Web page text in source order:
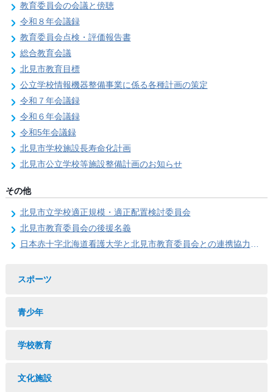
教育委員会の会議と傍聴
令和８年会議録
教育委員会点検・評価報告書
総合教育会議
北見市教育目標
公立学校情報機器整備事業に係る各種計画の策定
令和７年会議録
令和６年会議録
令和5年会議録
北見市学校施設長寿命化計画
北見市公立学校等施設整備計画のお知らせ
その他
北見市立学校適正規模・適正配置検討委員会
北見市教育委員会の後援名義
日本赤十字北海道看護大学と北見市教育委員会との連携協力に関する協定の締結
スポーツ
青少年
学校教育
文化施設